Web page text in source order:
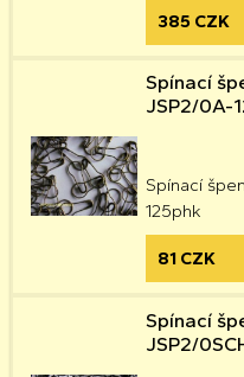
385 CZK
Spínací
JSP2/0A-
Spínací
125phk
81 CZK
Spínací
JSP2/